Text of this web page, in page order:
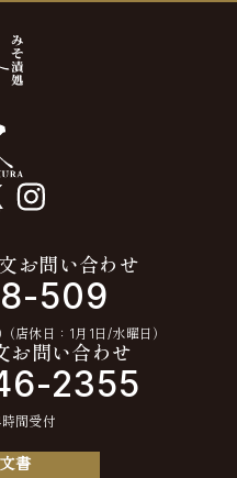
instagram
お問い合わせ
509
店休日：1月1日/水曜日）
問い合わせ
2355
間受付
書